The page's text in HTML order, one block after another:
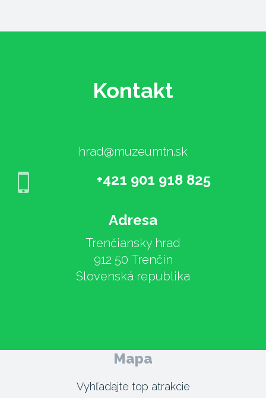
Kontakt
hrad@muzeumtn.sk
+421 901 918 825
Adresa
Trenčiansky hrad
912 50 Trenčín
Slovenská republika
Mapa
Vyhľadajte top atrakcie